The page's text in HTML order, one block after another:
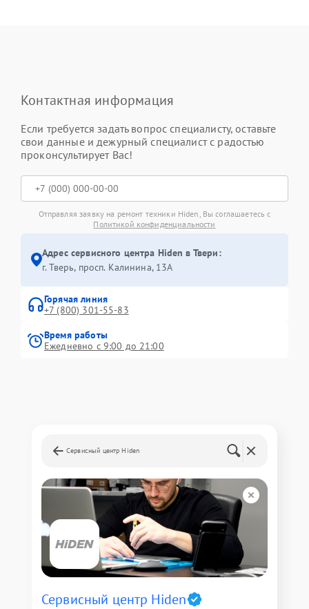
Контактная информация
Если требуется задать вопрос специалисту, оставьте
свои данные и дежурный специалист с радостью
проконсультирует Вас!
Отправляя заявку на ремонт техники Hiden, Вы соглашаетесь с
Политикой конфиденциальности
Адрес сервисного центра Hiden в Твери:
г. Тверь, просп. Калинина, 13А
Горячая линия
+7 (800) 301-55-83
Время работы
Ежедневно с 9:00 до 21:00
Сервисный центр Hiden
Сервисный центр Hiden